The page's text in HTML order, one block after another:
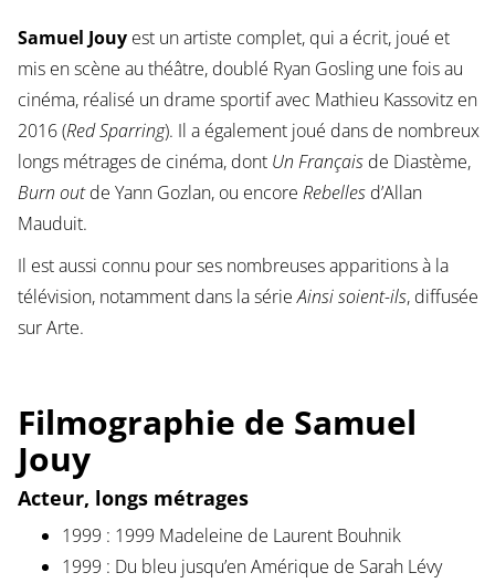
Samuel Jouyest un artiste complet, qui a écrit, joué et
mis en scène au théâtre, doublé Ryan Gosling une fois au
cinéma, réalisé un drame sportif avec Mathieu Kassovitz en
2016 (Red Sparring). Il a également joué dans de nombreux
longs métrages de cinéma, dont Un Françaisde Diastème,
Burn outde Yann Gozlan, ou encore Rebellesd’Allan
Mauduit.
Il est aussi connu pour ses nombreuses apparitions à la
télévision, notamment dans la sérieAinsi soient-ils, diffusée
sur Arte.
Filmographie de Samuel
Jouy
Acteur, longs métrages
1999 : 1999 Madeleine de Laurent Bouhnik
1999 : Du bleu jusqu’en Amérique de Sarah Lévy